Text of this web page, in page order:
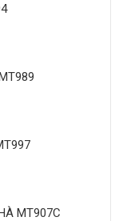
MT907C